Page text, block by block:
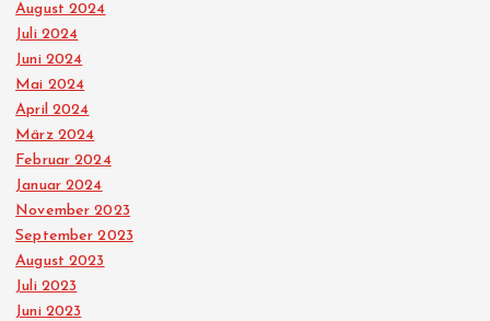
August 2024
Juli 2024
Juni 2024
Mai 2024
April 2024
März 2024
Februar 2024
Januar 2024
November 2023
September 2023
August 2023
Juli 2023
Juni 2023